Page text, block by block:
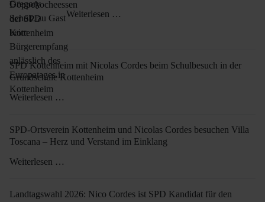
Weiterlesen …
SPD Kottenheim mit Nicolas Cordes beim Schulbesuch in der
Grundschule Kottenheim
Weiterlesen …
SPD-Ortsverein Kottenheim und Nicolas Cordes besuchen Villa
Toscana – Herz und Verstand im Einklang
Weiterlesen …
Landtagswahl 2026: Nico Cordes ist SPD Kandidat für den